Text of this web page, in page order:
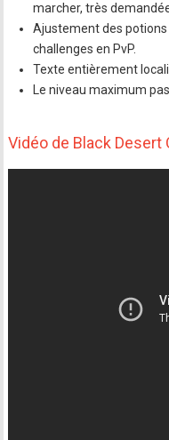
marcher, très
Ajustement des potions
challenges en PvP.
Texte entièrement
Le niveau maximum
Vidéo de Black Desert